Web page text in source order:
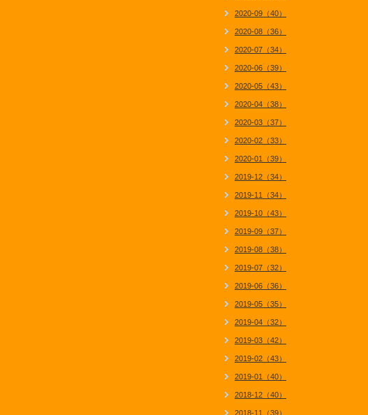
2020-09（40）
2020-08（36）
2020-07（34）
2020-06（39）
2020-05（43）
2020-04（38）
2020-03（37）
2020-02（33）
2020-01（39）
2019-12（34）
2019-11（34）
2019-10（43）
2019-09（37）
2019-08（38）
2019-07（32）
2019-06（36）
2019-05（35）
2019-04（32）
2019-03（42）
2019-02（43）
2019-01（40）
2018-12（40）
2018-11（39）